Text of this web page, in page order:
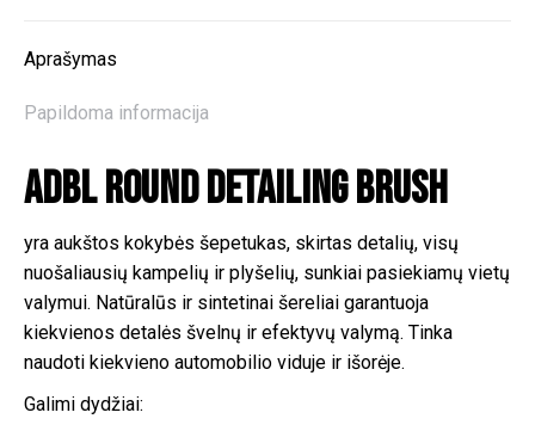
Aprašymas
Papildoma informacija
ADBL Round Detailing Brush
yra aukštos kokybės šepetukas, skirtas detalių, visų
nuošaliausių kampelių ir plyšelių, sunkiai pasiekiamų vietų
valymui. Natūralūs ir sintetinai šereliai garantuoja
kiekvienos detalės švelnų ir efektyvų valymą. Tinka
naudoti kiekvieno automobilio viduje ir išorėje.
Galimi dydžiai: